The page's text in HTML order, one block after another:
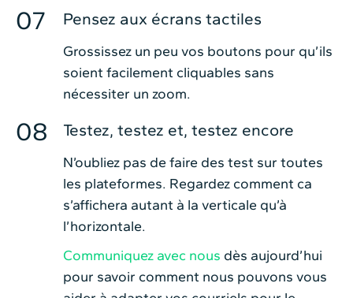
Pensez aux écrans tactiles
Grossissez un peu vos boutons pour qu’ils
soient facilement cliquables sans
nécessiter un zoom.
Testez, testez et, testez encore
N’oubliez pas de faire des test sur toutes
les plateformes. Regardez comment ca
s’affichera autant à la verticale qu’à
l’horizontale.
Communiquez avec nous dès aujourd’hui
pour savoir comment nous pouvons vous